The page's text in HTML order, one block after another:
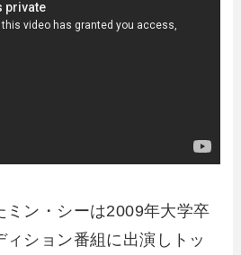
ミン・シーは2009年大学卒
ション番組に出演しトッ